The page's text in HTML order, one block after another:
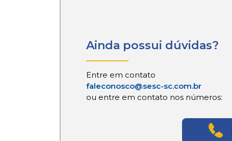
Ainda possui dúvidas?
Entre em contato
faleconosco@sesc-sc.com.br
ou entre em contato nos números: